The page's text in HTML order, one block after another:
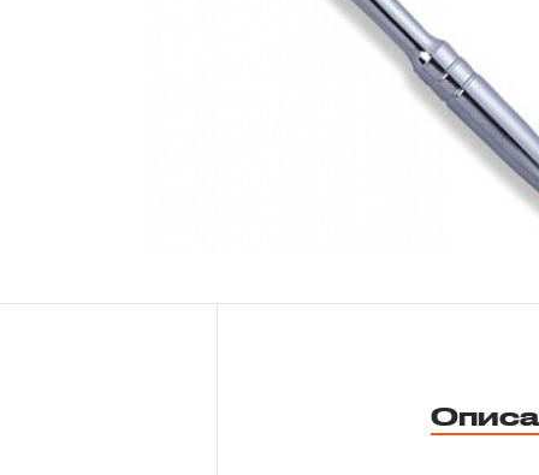
Гарантия и сервис